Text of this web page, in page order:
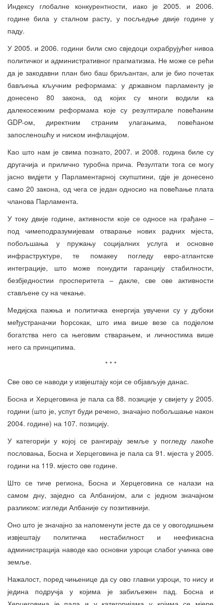
Индексу глобалне конкурентности, иако је 2005. и 2006.
године била у сталном расту, у посљедње двије године у
паду.
У 2005. и 2006. години били смо свједоци охрабрујућег нивоа
политичког и административног прагматизма. Не може се рећи
да је закодавни план био баш бриљантан, али је био почетак
бављења кључним реформама: у државном парламенту је
донесено 80 закона, од којих су многи водили ка
далекосежним реформама које су резултирале повећаним
GDP-ом, директним страним улагањима, повећаном
запосленошћу и ниском инфлацијом.
Као што нам је свима познато, 2007. и 2008. година биле су
другачија и прилично туробна прича. Резултати тога се могу
јасно видјети у Парламентарној скупштини, гдје је донесено
само 20 закона, од чега се један односио на повећање плата
чланова Парламента.
У току двије године, активности које се односе на грађане –
под чимеподразумијевам отварање нових радних мјеста,
побољшања у пружању социјалних услуга и основне
инфраструктуре, те помакеу погледу евро-атлантске
интеграције, што може понудити гаранцију стабилности,
безбједностии просперитета – дакле, све ове активности
стављене су на чекање.
Медијска пажња и политичка енергија увучени су у дубоки
међустраначки ћорсокак, што има више везе са подјелом
богатства него са његовим стварањем, и личностима више
него са принципима.
* * *
Све ово се наводи у извјештају који се објављује данас.
Босна и Херцеговина је пала са 88. позиције у свијету у 2005.
години (што је, успут буди речено, значајно побољшање након
2004. године) на 107. позицију.
У категорији у којој се рангирају земље у погледу лакоће
пословања, Босна и Херцеговина је пала са 91. мјеста у 2005.
години на 119. мјесто ове године.
Што се тиче региона, Босна и Херцеговина се налази на
самом дну, заједно са Албанијом, али с једном значајном
разликом: изгледи Албаније су позитивнији.
Оно што је значајно за напоменути јесте да се у овогодишњем
извјештају политичка нестабилност и неефикасна
администрација наводе као основни узроци слабог учинка ове
земље.
Нажалост, поред чињенице да су ово главни узроци, то нису и
једина подручја у којима је забиљежен пад. Босна и